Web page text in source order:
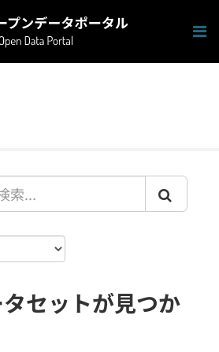
セットが見つか